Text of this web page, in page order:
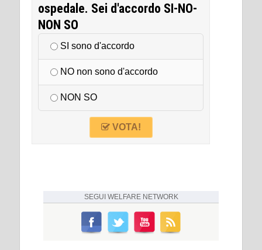
ospedale. Sei d'accordo SI-NO-
NON SO
SI sono d'accordo
NO non sono d'accordo
NON SO
VOTA!
SEGUI WELFARE NETWORK